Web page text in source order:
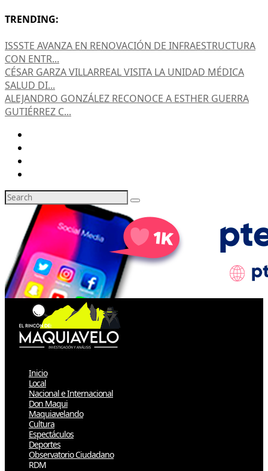
TRENDING:
ISSSTE AVANZA EN RENOVACIÓN DE INFRAESTRUCTURA
CON ENTR...
CÉSAR GARZA VILLARREAL VISITA LA UNIDAD MÉDICA
SALUD DI...
ALEJANDRO GONZÁLEZ RECONOCE A ESTHER GUERRA
GUTIÉRREZ C...
Inicio
Local
Nacional e Internacional
Don Maqui
Maquiavelando
Cultura
Espectáculos
Deportes
Observatorio Ciudadano
RDM